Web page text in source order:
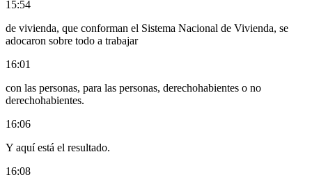
15:54
de vivienda, que conforman el Sistema Nacional de Vivienda, se
adocaron sobre todo a trabajar
16:01
con las personas, para las personas, derechohabientes o no
derechohabientes.
16:06
Y aquí está el resultado.
16:08